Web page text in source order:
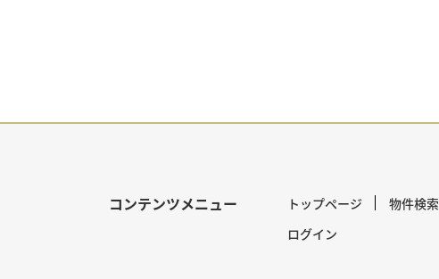
コンテンツメニュー トップページ 物件検索
ログイン